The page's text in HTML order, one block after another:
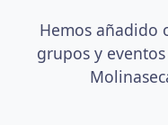
Hemos añadido
grupos y